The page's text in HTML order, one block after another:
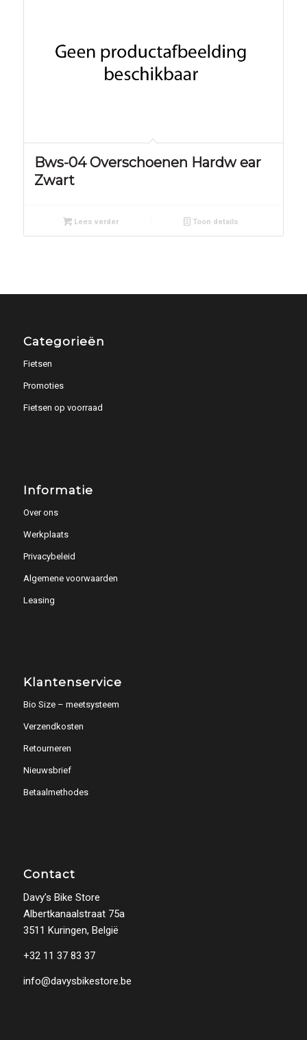
Bws-04 Overschoenen Hardw ear
Zwart
Lees verder Toon details
Categorieën
Fietsen
Promoties
Fietsen op voorraad
Informatie
Over ons
Werkplaats
Privacybeleid
Algemene voorwaarden
Leasing
Klantenservice
Bio Size – meetsysteem
Verzendkosten
Retourneren
Nieuwsbrief
Betaalmethodes
Contact
Davy’s Bike Store
Albertkanaalstraat 75a
3511 Kuringen, België
+32 11 37 83 37
info@davysbikestore.be